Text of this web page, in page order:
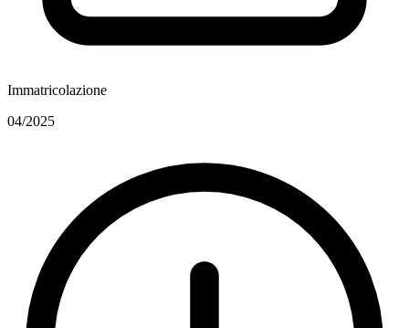
Immatricolazione
04/2025